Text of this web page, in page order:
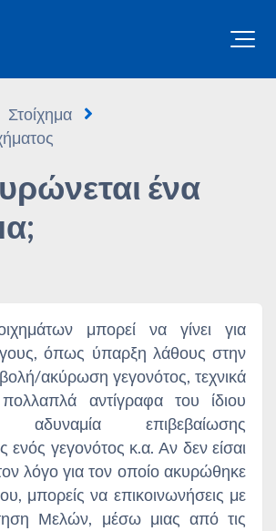
Στοίχημα
ένα
μπορεί να γίνει για
όπως ύπαρξη λάθους στην
ακύρωση γεγονότος, τεχνικά
αντίγραφα του ίδιου
αδυναμία επιβεβαίωσης
ενός γεγονότος κ.α. Αν δεν είσαι
λόγο για τον οποίο ακυρώθηκε
μπορείς να επικοινωνήσεις με
Μελών, μέσω μιας από τις